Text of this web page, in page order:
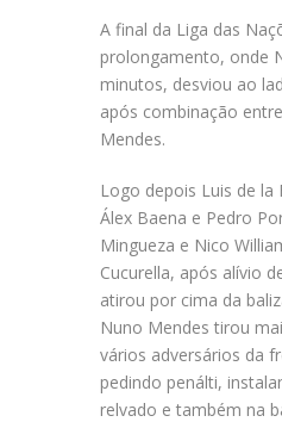
A final da Liga das
prolongamento, onde
minutos, desviou ao
após combinação
Mendes.
Logo depois Luis de la
Álex Baena e Pedro
Mingueza e Nico
Cucurella, após alívio
atirou por cima da
Nuno Mendes tirou
vários adversários da
pedindo penálti,
relvado e também na